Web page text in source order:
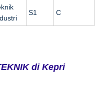
S1 C
di Kepri